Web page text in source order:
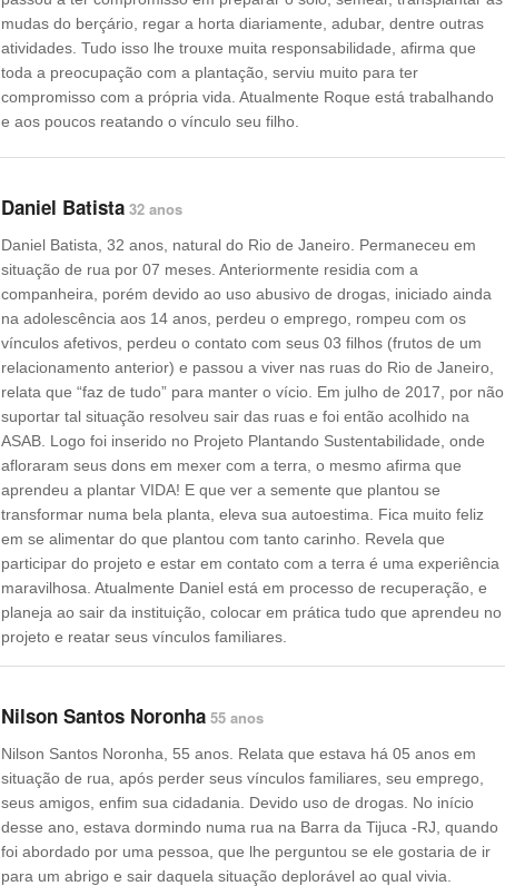
mudas do berçário, regar a horta diariamente, adubar, dentre outras
atividades. Tudo isso lhe trouxe muita responsabilidade, afirma que
toda a preocupação com a plantação, serviu muito para ter
compromisso com a própria vida. Atualmente Roque está trabalhando
e aos poucos reatando o vínculo seu filho.
Daniel Batista32 anos
Daniel Batista, 32 anos, natural do Rio de Janeiro. Permaneceu em
situação de rua por 07 meses. Anteriormente residia com a
companheira, porém devido ao uso abusivo de drogas, iniciado ainda
na adolescência aos 14 anos, perdeu o emprego, rompeu com os
vínculos afetivos, perdeu o contato com seus 03 filhos (frutos de um
relacionamento anterior) e passou a viver nas ruas do Rio de Janeiro,
relata que “faz de tudo” para manter o vício. Em julho de 2017, por não
suportar tal situação resolveu sair das ruas e foi então acolhido na
ASAB. Logo foi inserido no Projeto Plantando Sustentabilidade, onde
afloraram seus dons em mexer com a terra, o mesmo afirma que
aprendeu a plantar VIDA! E que ver a semente que plantou se
transformar numa bela planta, eleva sua autoestima. Fica muito feliz
em se alimentar do que plantou com tanto carinho. Revela que
participar do projeto e estar em contato com a terra é uma experiência
maravilhosa. Atualmente Daniel está em processo de recuperação, e
planeja ao sair da instituição, colocar em prática tudo que aprendeu no
projeto e reatar seus vínculos familiares.
Nilson Santos Noronha55 anos
Nilson Santos Noronha, 55 anos. Relata que estava há 05 anos em
situação de rua, após perder seus vínculos familiares, seu emprego,
seus amigos, enfim sua cidadania. Devido uso de drogas. No início
desse ano, estava dormindo numa rua na Barra da Tijuca -RJ, quando
foi abordado por uma pessoa, que lhe perguntou se ele gostaria de ir
para um abrigo e sair daquela situação deplorável ao qual vivia.